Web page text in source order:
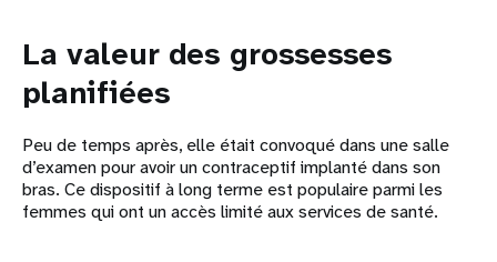
La valeur des grossesses
planifiées
Peu de temps après, elle était convoqué dans une salle
d’examen pour avoir un contraceptif implanté dans son
bras. Ce dispositif à long terme est populaire parmi les
femmes qui ont un accès limité aux services de santé.